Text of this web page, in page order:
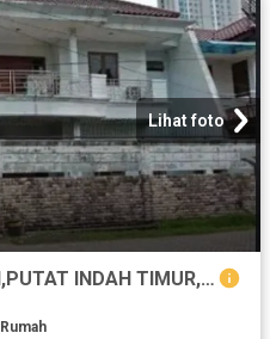
Lihat foto
RUMAH MURAH,SIAP HUNI,PUTAT INDAH TIMUR,SURABAYA
Rumah